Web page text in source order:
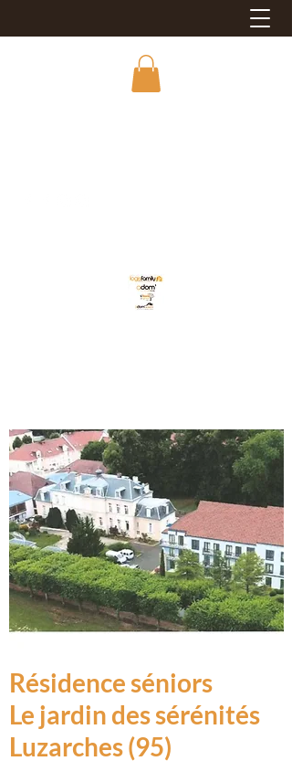
Résidence séniors
Le jardin des sérénités
Luzarches (95)